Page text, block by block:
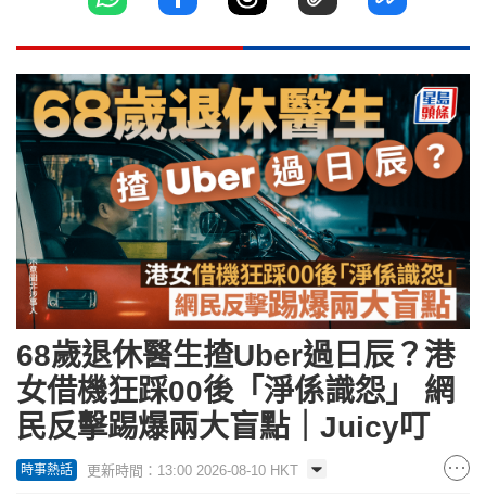
68歲退休醫生揸Uber過日辰？港
女借機狂踩00後「淨係識怨」 網
民反擊踢爆兩大盲點｜Juicy叮
時事熱話 更新時間：13:00 2026-08-10 HKT